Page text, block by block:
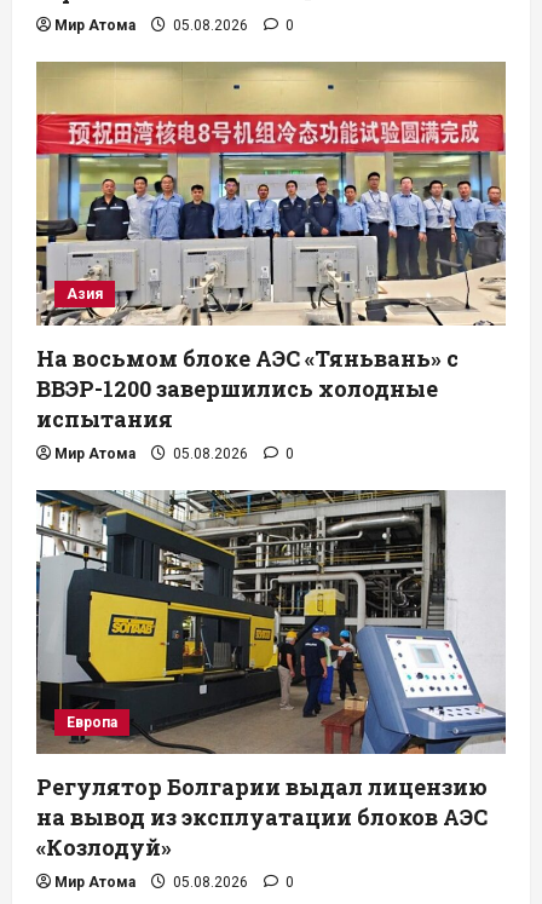
Мир Атома 05.08.2026 0
Азия
На восьмом блоке АЭС «Тяньвань» с
ВВЭР-1200 завершились холодные
испытания
Мир Атома 05.08.2026 0
Европа
Регулятор Болгарии выдал лицензию
на вывод из эксплуатации блоков АЭС
«Козлодуй»
Мир Атома 05.08.2026 0